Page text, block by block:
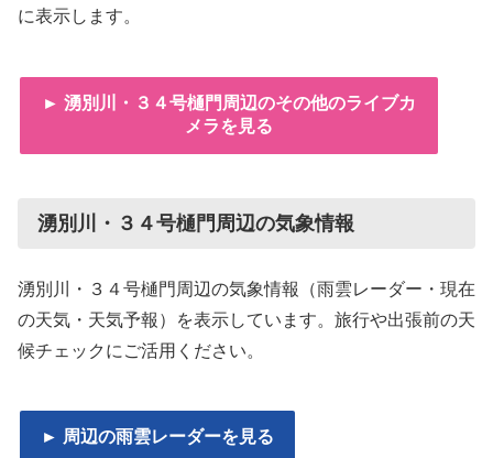
に表示します。
► 湧別川・３４号樋門周辺のその他のライブカ
メラを見る
湧別川・３４号樋門周辺の気象情報
湧別川・３４号樋門周辺の気象情報（雨雲レーダー・現在
の天気・天気予報）を表示しています。旅行や出張前の天
候チェックにご活用ください。
► 周辺の雨雲レーダーを見る